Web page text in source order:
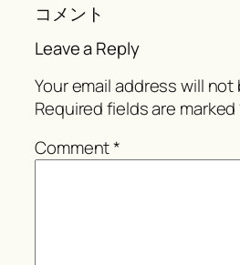
コメント
Leave a Reply
Your email address will
Required fields are marked
Comment*